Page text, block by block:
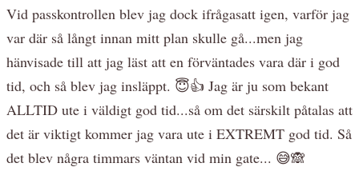
Vid passkontrollen blev jag dock ifrågasatt igen, varför jag
var där så långt innan mitt plan skulle gå...men jag
hänvisade till att jag läst att en förväntades vara där i god
tid, och så blev jag insläppt. 😇👍 Jag är ju som bekant
ALLTID ute i väldigt god tid...så om det särskilt påtalas att
det är viktigt kommer jag vara ute i EXTREMT god tid. Så
det blev några timmars väntan vid min gate... 😅🙈